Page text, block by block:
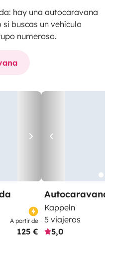
hay una autocaravana
buscas un vehículo
numeroso.
A partir de
125 €
Autocaravana
Kappeln
5 viajeros
5,0